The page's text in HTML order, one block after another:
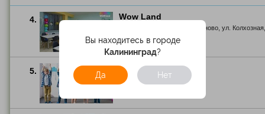
Вы находитесь в городе
Калининград?
Да Нет
4. Wow Land
Московская обл., дер. Мамоново, ул.
5. Веселый Кораблик
г. Москва, Народная ул., д. 8